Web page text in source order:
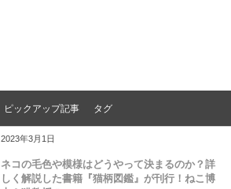
ピックアップ記事 タグ
2023年3月1日
ネコの毛色や模様はどうやって決まるのか？詳
しく解説した書籍『猫柄図鑑』が刊行！ねこ博